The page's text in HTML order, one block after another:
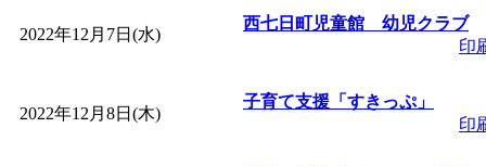
「子育て交流広場「
間：2026/07/13～
子育て交流広場「
2022年12月7日(水)
西七日町児童館 幼児クラブ
印
2022年12月8日(木)
子育て支援「すきっぷ」
印